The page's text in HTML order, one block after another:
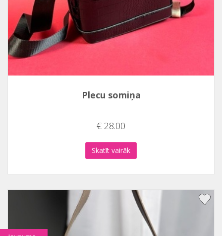
Plecu somiņa
€ 28.00
Skatīt vairāk